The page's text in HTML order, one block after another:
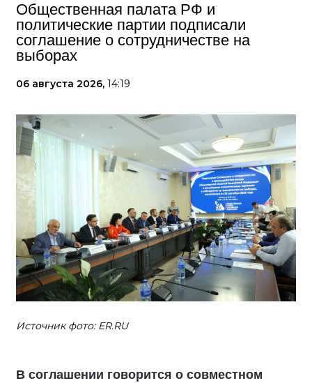
Общественная палата РФ и
политические партии подписали
соглашение о сотрудничестве на
выборах
06 августа 2026, 14:19
Источник фото: ER.RU
В соглашении говорится о совместном